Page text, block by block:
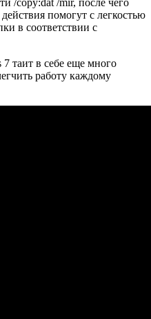
/copy:dat /mir, после чего
помогут с легкостью
в соответствии с
таит в себе еще много
работу каждому